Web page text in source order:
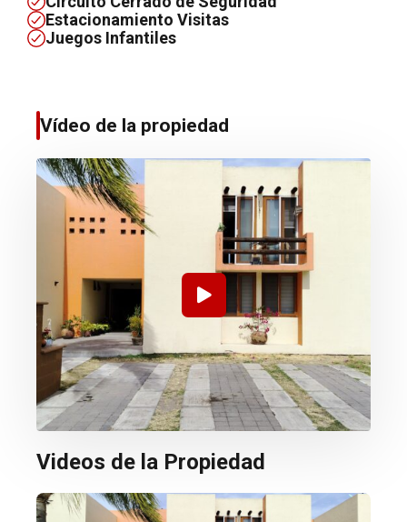
Estacionamiento Visitas
Juegos Infantiles
Vídeo de la propiedad
Videos de la Propiedad